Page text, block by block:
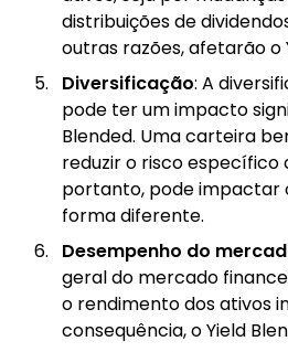
distribuições de
outras razões, afetarão o
Diversificação: A
pode ter um impacto
Blended. Uma carteira
reduzir o risco específico
portanto, pode impactar
forma diferente.
Desempenho do
geral do mercado
o rendimento dos ativos
consequência, o Yield